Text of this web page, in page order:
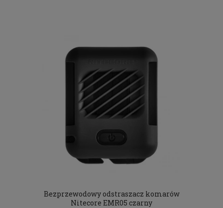
Bezprzewodowy odstraszacz komarów
Nitecore EMR05 czarny